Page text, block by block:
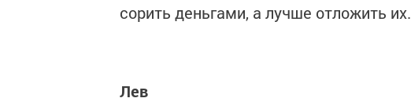
сорить деньгами, а лучше отложить их.
Лев